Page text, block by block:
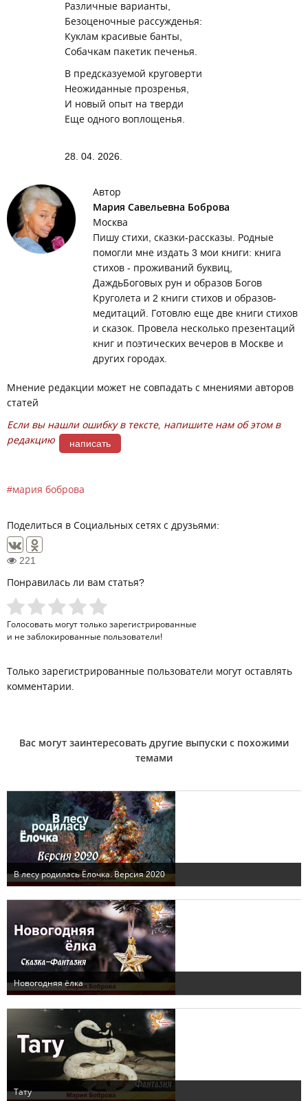
Различные варианты,
Безоценочные рассужденья:
Куклам красивые банты,
Собачкам пакетик печенья.
В предсказуемой круговерти
Неожиданные прозренья,
И новый опыт на тверди
Еще одного воплощенья.
28. 04. 2026.
Автор
Мария Савельевна Боброва
Москва
Пишу стихи, сказки-рассказы. Родные
помогли мне издать 3 мои книги: книга
стихов - проживаний буквиц,
ДаждьБоговых рун и образов Богов
Круголета и 2 книги стихов и образов-
медитаций. Готовлю еще две книги стихов
и сказок. Провела несколько презентаций
книг и поэтических вечеров в Москве и
других городах.
Мнение редакции может не совпадать с мнениями авторов
статей
Если вы нашли ошибку в тексте, напишите нам об этом в
редакцию
написать
мария боброва
Поделиться в Социальных сетях с друзьями:
221
Понравилась ли вам статья?
Голосовать могут только зарегистрированные
и не заблокированные пользователи!
Только зарегистрированные пользователи могут оставлять
комментарии.
Вас могут заинтересовать другие выпуски с похожими
темами